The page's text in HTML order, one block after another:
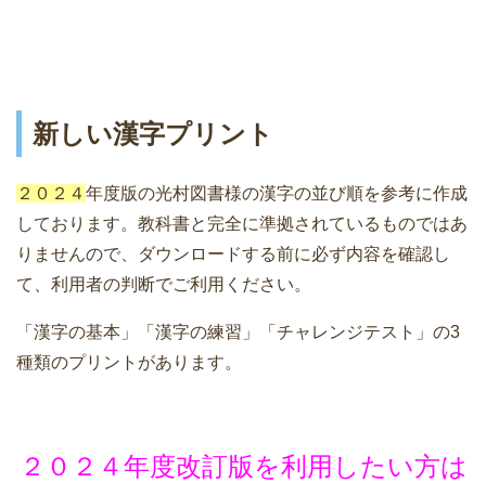
新しい漢字プリント
２０２４年度版の光村図書様の漢字の並び順を参考に作成
しております。教科書と完全に準拠されているものではあ
りませんので、ダウンロードする前に必ず内容を確認し
て、利用者の判断でご利用ください。
「漢字の基本」「漢字の練習」「チャレンジテスト」の3
種類のプリントがあります。
２０２４年度改訂版を利用したい方は